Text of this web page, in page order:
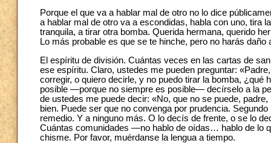
Porque el que va a hablar mal de otro no lo dice
a hablar mal de otro va a escondidas, habla con uno, tira
tranquila, a tirar otra bomba. Querida hermana, querido
Lo más probable es que se te hinche, pero no harás daño
El espíritu de división. Cuántas veces en las cartas de
ese espíritu. Claro, ustedes me pueden preguntar:
corregir, o quiero decirle, y no puedo tirar la bomba,
posible —porque no siempre es posible— decírselo a la
de ustedes me puede decir: «No, que no se puede,
bien. Puede ser que no convenga por prudencia.
remedio. Y a ninguno más. O lo decís de frente, o se lo
Cuántas comunidades —no hablo de oídas… hablo de lo
chisme. Por favor, muérdanse la lengua a tiempo.